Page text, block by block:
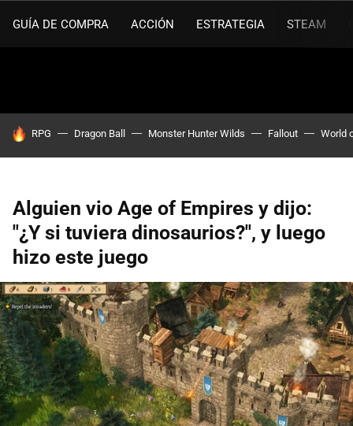
GUÍA DE COMPRA ACCIÓN ESTRATEGIA STEAM
HOY SE HABLA DE
RPG Dragon Ball Monster Hunter Wilds Fallout World
Alguien vio Age of Empires y dijo:
"¿Y si tuviera dinosaurios?", y luego
hizo este juego